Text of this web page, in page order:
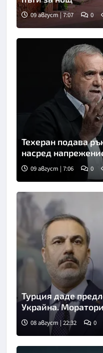
09 август | 7:07 0
Техеран подава
насред
09 август | 7:06 0
Турция даде
Украйна.
08 август | 22:32 0